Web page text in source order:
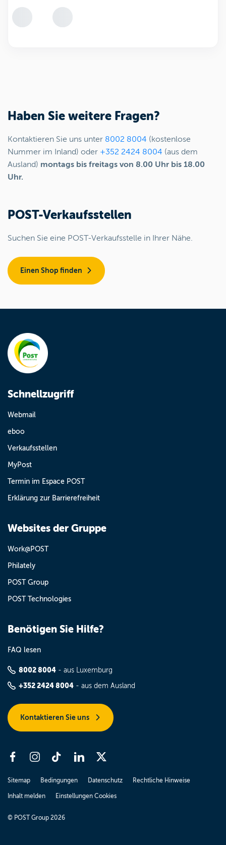
Haben Sie weitere Fragen?
Kontaktieren Sie uns unter 8002 8004 (kostenlose
Nummer im Inland) oder +352 2424 8004 (aus dem
Ausland) montags bis freitags von 8.00 Uhr bis 18.00
Uhr.
POST-Verkaufsstellen
Suchen Sie eine POST-Verkaufsstelle in Ihrer Nähe.
Einen Shop finden
Schnellzugriff
Webmail
eboo
Verkaufsstellen
MyPost
Termin im Espace POST
Erklärung zur Barrierefreiheit
Websites der Gruppe
Work@POST
Philately
POST Group
POST Technologies
Benötigen Sie Hilfe?
FAQ lesen
8002 8004 - aus Luxemburg
+352 2424 8004 - aus dem Ausland
Kontaktieren Sie uns
Sitemap Bedingungen Datenschutz Rechtliche Hinweise
Inhalt melden Einstellungen Cookies
© POST Group 2026